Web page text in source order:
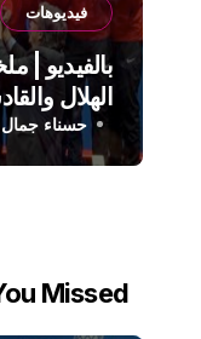
فيديوهات
بالفيديو |
الدوري
حسناء جمال
Missed